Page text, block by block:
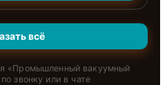
всё
«Промышленный вакуумный
звонку или в чате